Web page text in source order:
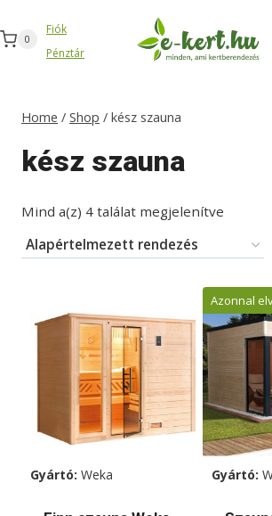
to
content
0
Fiók
Pénztár
Home / Shop / kész szauna
kész szauna
Mind a(z) 4 találat megjelenítve
Gyártó: Weka
Azonnal
Gyártó: